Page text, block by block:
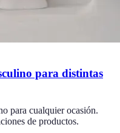
para distintas
para cualquier ocasión.
de productos.